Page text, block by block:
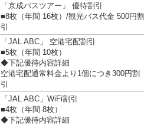
「京成バスツアー」 優待割引
■8枚（年間 16枚）/観光バス代金 500円割
引
「JAL ABC」 空港宅配割引
■5枚（年間 10枚）
◆下記優待内容詳細
空港宅配通常料金より1個につき300円割
引
「JAL ABC」WiFi割引
■4枚（年間 8枚）
◆下記優待内容詳細